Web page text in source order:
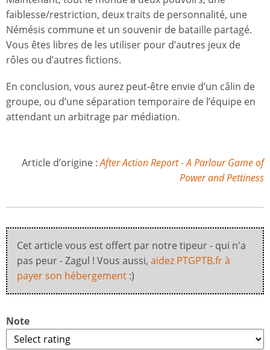
faiblesse/restriction, deux traits de personnalité, une
Némésis commune et un souvenir de bataille partagé.
Vous êtes libres de les utiliser pour d’autres jeux de
rôles ou d’autres fictions.
En conclusion, vous aurez peut-être envie d’un câlin de
groupe, ou d’une séparation temporaire de l’équipe en
attendant un arbitrage par médiation.
Article d’origine :After Action Report - A Parlour Game of
Power and Pettiness
Cet article vous est offert par notre tipeur - qui n'a
pas peur - Zagul ! Vous aussi, aidez PTGPTB.fr à
payer son hébergement :)
Note